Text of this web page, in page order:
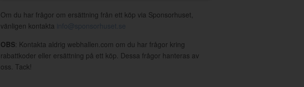
Om du har frågor om ersättning från ett köp via Sponsorhuset,
vänligen kontakta info@sponsorhuset.se
OBS: Kontakta aldrig webhallen.com om du har frågor kring
rabattkoder eller ersättning på ett köp. Dessa frågor hanteras av
oss. Tack!